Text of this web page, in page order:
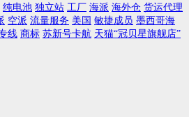
纯电池 独立站 工厂 海派 海外仓 货运代理
空派 流量服务 美国 敏捷成员 墨西哥海
线 商标 苏新号卡航 天猫“冠贝星旗舰店”